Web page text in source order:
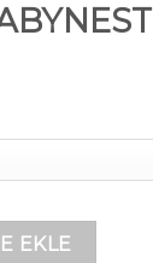
adet
EKLE